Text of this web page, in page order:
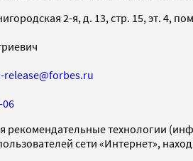
2-я, д. 13, стр. 15, эт. 4,
release@forbes.ru
06
технологии
сети «Интернет»,